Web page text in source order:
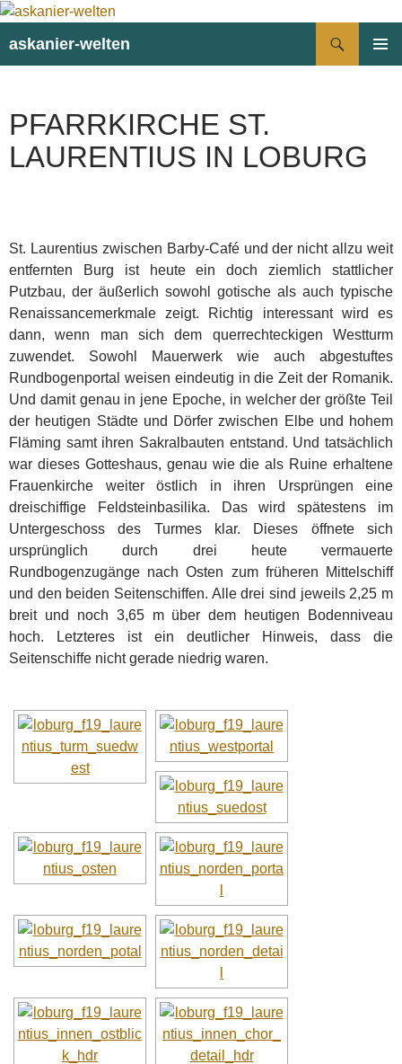
askanier-welten
PFARRKIRCHE ST.
LAURENTIUS IN LOBURG
St. Laurentius zwischen Barby-Café und der nicht allzu weit
entfernten Burg ist heute ein doch ziemlich stattlicher
Putzbau, der äußerlich sowohl gotische als auch typische
Renaissancemerkmale zeigt. Richtig interessant wird es
dann, wenn man sich dem querrechteckigen Westturm
zuwendet. Sowohl Mauerwerk wie auch abgestuftes
Rundbogenportal weisen eindeutig in die Zeit der Romanik.
Und damit genau in jene Epoche, in welcher der größte Teil
der heutigen Städte und Dörfer zwischen Elbe und hohem
Fläming samt ihren Sakralbauten entstand. Und tatsächlich
war dieses Gotteshaus, genau wie die als Ruine erhaltene
Frauenkirche weiter östlich in ihren Ursprüngen eine
dreischiffige Feldsteinbasilika. Das wird spätestens im
Untergeschoss des Turmes klar. Dieses öffnete sich
ursprünglich durch drei heute vermauerte
Rundbogenzugänge nach Osten zum früheren Mittelschiff
und den beiden Seitenschiffen. Alle drei sind jeweils 2,25 m
breit und noch 3,65 m über dem heutigen Bodenniveau
hoch. Letzteres ist ein deutlicher Hinweis, dass die
Seitenschiffe nicht gerade niedrig waren.